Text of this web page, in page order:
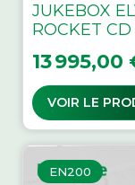
JUKEBOX
ROCKET
Prix
13 995,00
VOIR LE
EN200